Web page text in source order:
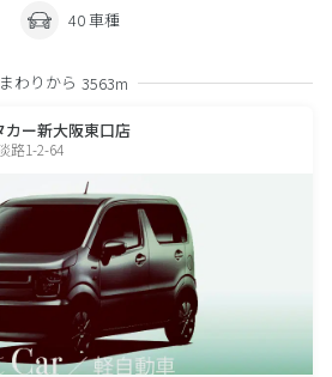
40 車種
わりから 3563m
カー新大阪東口店
路1-2-64